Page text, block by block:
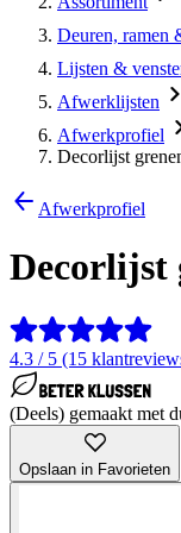
Deuren, ramen
Lijsten &
Afwerklijsten
Afwerkprofiel
Decorlijst
Afwerkprofiel
Decorlijst
4.3 / 5 (15
(Deels) gemaakt met
Opslaan in Favorieten